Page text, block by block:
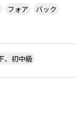
フォア
バック
、初中級